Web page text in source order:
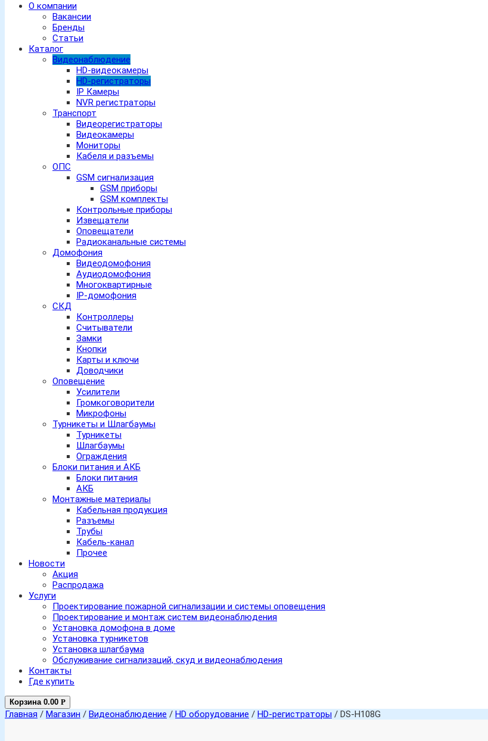
О компании
Вакансии
Бренды
Статьи
Каталог
Видеонаблюдение
HD-видеокамеры
HD-регистраторы
IP Камеры
NVR регистраторы
Транспорт
Видеорегистраторы
Видеокамеры
Мониторы
Кабеля и разъемы
ОПС
GSM сигнализация
GSM приборы
GSM комплекты
Контрольные приборы
Извещатели
Оповещатели
Радиоканальные системы
Домофония
Видеодомофония
Аудиодомофония
Многоквартирные
IP-домофония
СКД
Контроллеры
Считыватели
Замки
Кнопки
Карты и ключи
Доводчики
Оповещение
Усилители
Громкоговорители
Микрофоны
Турникеты и Шлагбаумы
Турникеты
Шлагбаумы
Ограждения
Блоки питания и АКБ
Блоки питания
АКБ
Монтажные материалы
Кабельная продукция
Разъемы
Трубы
Кабель-канал
Прочее
Новости
Акция
Распродажа
Услуги
Проектирование пожарной сигнализации и системы оповещения
Проектирование и монтаж систем видеонаблюдения
Установка домофона в доме
Установка турникетов
Установка шлагбаума
Обслуживание сигнализаций, скуд и видеонаблюдения
Контакты
Где купить
Корзина 0.00 Р
Главная / Магазин / Видеонаблюдение / HD оборудование / HD-регистраторы / DS-H108G